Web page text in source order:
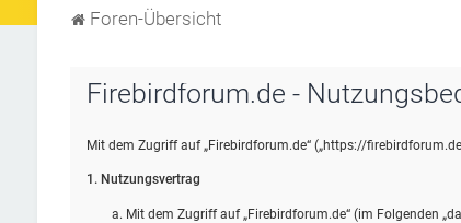
Foren-Übersicht
Firebirdforum.de -
Mit dem Zugriff auf „Firebirdforum.de“ („https://
1. Nutzungsvertrag
Mit dem Zugriff auf „Firebirdforum.de“ (im Folgenden